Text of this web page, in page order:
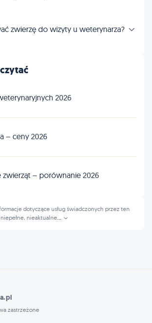
zwierzę do wizyty u weterynarza?
2026
– ceny 2026
zwierząt – porównanie 2026
dotyczące usług świadczonych przez ten
nieaktualne
zastrzeżone